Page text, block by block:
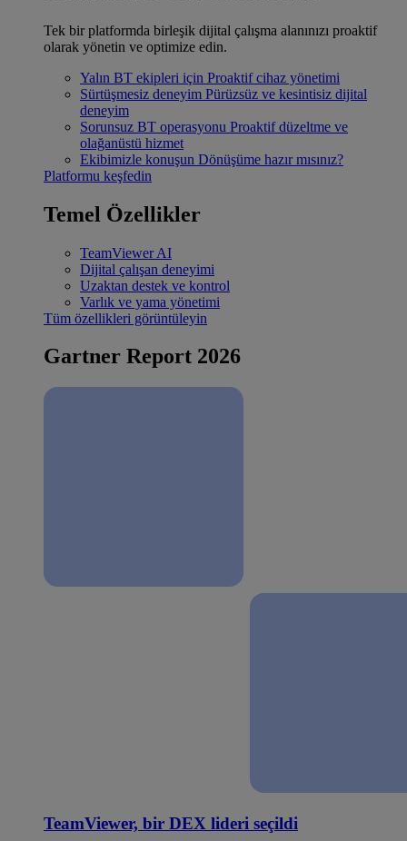
Tek bir platformda birleşik dijital çalışma alanınızı proaktif
olarak yönetin ve optimize edin.
Yalın BT ekipleri için Proaktif cihaz yönetimi
Sürtüşmesiz deneyim Pürüzsüz ve kesintisiz dijital
deneyim
Sorunsuz BT operasyonu Proaktif düzeltme ve
olağanüstü hizmet
Ekibimizle konuşun Dönüşüme hazır mısınız?
Platformu keşfedin
Temel Özellikler
TeamViewer AI
Dijital çalışan deneyimi
Uzaktan destek ve kontrol
Varlık ve yama yönetimi
Tüm özellikleri görüntüleyin
Gartner Report 2026
TeamViewer, bir DEX lideri seçildi